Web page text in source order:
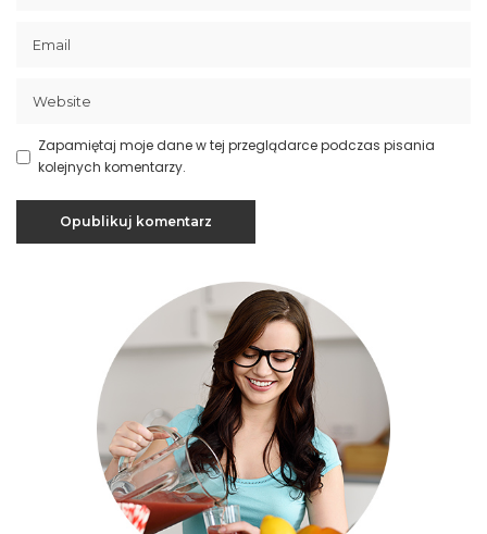
Zapamiętaj moje dane w tej przeglądarce podczas pisania
kolejnych komentarzy.